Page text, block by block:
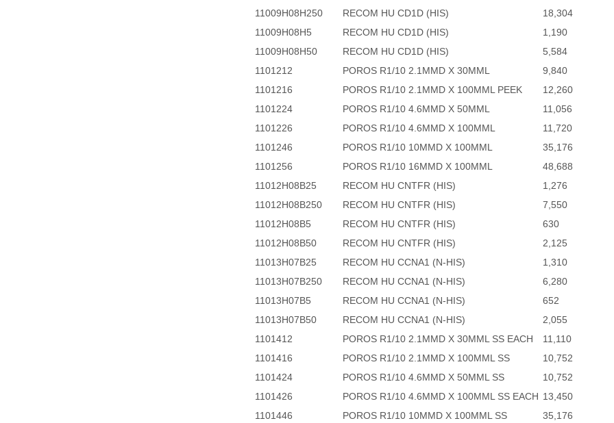
11009H08H250
RECOM HU CD1D (HIS)
18,304
11009H08H5
RECOM HU CD1D (HIS)
1,190
11009H08H50
RECOM HU CD1D (HIS)
5,584
1101212
POROS R1/10 2.1MMD X 30MML
9,840
1101216
POROS R1/10 2.1MMD X 100MML PEEK
12,260
1101224
POROS R1/10 4.6MMD X 50MML
11,056
1101226
POROS R1/10 4.6MMD X 100MML
11,720
1101246
POROS R1/10 10MMD X 100MML
35,176
1101256
POROS R1/10 16MMD X 100MML
48,688
11012H08B25
RECOM HU CNTFR (HIS)
1,276
11012H08B250
RECOM HU CNTFR (HIS)
7,550
11012H08B5
RECOM HU CNTFR (HIS)
630
11012H08B50
RECOM HU CNTFR (HIS)
2,125
11013H07B25
RECOM HU CCNA1 (N-HIS)
1,310
11013H07B250
RECOM HU CCNA1 (N-HIS)
6,280
11013H07B5
RECOM HU CCNA1 (N-HIS)
652
11013H07B50
RECOM HU CCNA1 (N-HIS)
2,055
1101412
POROS R1/10 2.1MMD X 30MML SS EACH
11,110
1101416
POROS R1/10 2.1MMD X 100MML SS
10,752
1101424
POROS R1/10 4.6MMD X 50MML SS
10,752
1101426
POROS R1/10 4.6MMD X 100MML SS EACH 13,450
1101446
POROS R1/10 10MMD X 100MML SS
35,176